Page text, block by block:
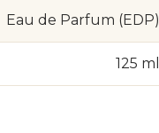
Eau de Parfum (EDP)
125 ml